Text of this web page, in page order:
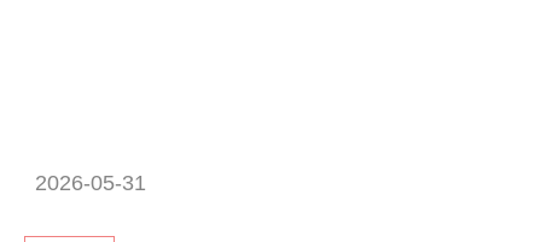
2026-05-31